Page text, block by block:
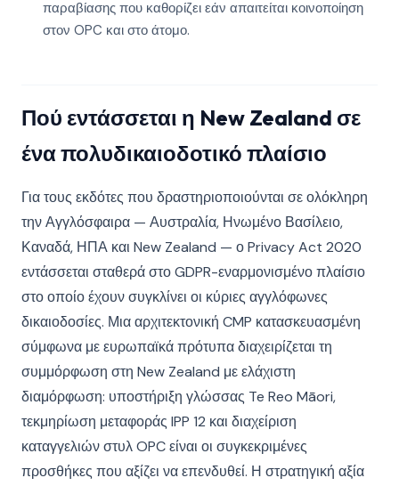
παραβίασης που καθορίζει εάν απαιτείται κοινοποίηση
στον OPC και στο άτομο.
Πού εντάσσεται η New Zealand σε
ένα πολυδικαιοδοτικό πλαίσιο
Για τους εκδότες που δραστηριοποιούνται σε ολόκληρη
την Αγγλόσφαιρα — Αυστραλία, Ηνωμένο Βασίλειο,
Καναδά, ΗΠΑ και New Zealand — ο Privacy Act 2020
εντάσσεται σταθερά στο GDPR-εναρμονισμένο πλαίσιο
στο οποίο έχουν συγκλίνει οι κύριες αγγλόφωνες
δικαιοδοσίες. Μια αρχιτεκτονική CMP κατασκευασμένη
σύμφωνα με ευρωπαϊκά πρότυπα διαχειρίζεται τη
συμμόρφωση στη New Zealand με ελάχιστη
διαμόρφωση: υποστήριξη γλώσσας Te Reo Māori,
τεκμηρίωση μεταφοράς IPP 12 και διαχείριση
καταγγελιών στυλ OPC είναι οι συγκεκριμένες
προσθήκες που αξίζει να επενδυθεί. Η στρατηγική αξία